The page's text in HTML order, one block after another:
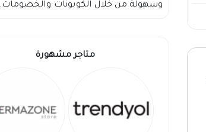
وسهولة من خلال الكوبونات والخصومات.
متاجر مشهورة